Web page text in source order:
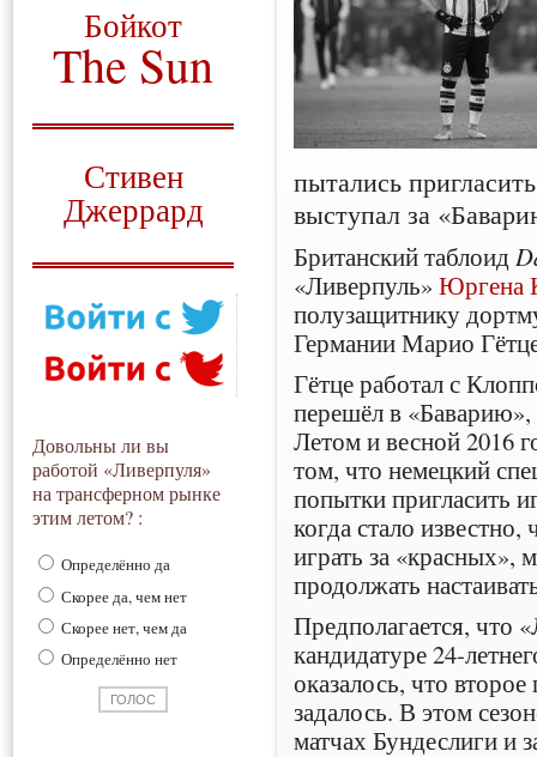
Бойкот
The Sun
Стивен
Джеррард
Довольны ли вы
работой «Ливерпуля»
на трансферном рынке
этим летом? :
Определённо да
Скорее да, чем нет
Скорее нет, чем да
Определённо нет
пытались
выступал за
Британский таблоид
«Ливерпуль»Юргена
полузащитнику
Германии Марио
Гётце работал с
перешёл в «Баварию»,
Летом и весной 2016
том, что немецкий
попытки пригласить
когда стало
играть за «красных»,
продолжать
Предполагается, что
кандидатуре 24-
оказалось, что
задалось. В этом
матчах Бундеслиги и